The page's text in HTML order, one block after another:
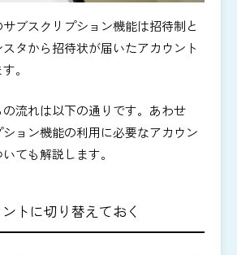
ブスクリプション機能は招待制と
タから招待状が届いたアカウント
。
流れは以下の通りです。あわせ
ョン機能の利用に必要なアカウン
ても解説します。
トに切り替えておく